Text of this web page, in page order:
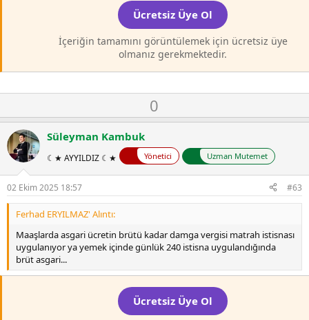
Ücretsiz Üye Ol
İçeriğin tamamını görüntülemek için ücretsiz üye
olmanız gerekmektedir.
O
y
l
a
0
o
n
v
o
t
Süleyman Kambuk
☾★ AYYILDIZ ☾★ Yönetici Uzman Mutemet
02 Ekim 2025 18:57 #63
Ferhad ERYILMAZ' Alıntı:
Maaşlarda asgari ücretin brütü kadar damga vergisi matrah istisnası
uygulanıyor ya yemek içinde günlük 240 istisna uygulandığında
brüt asgari...
Ücretsiz Üye Ol